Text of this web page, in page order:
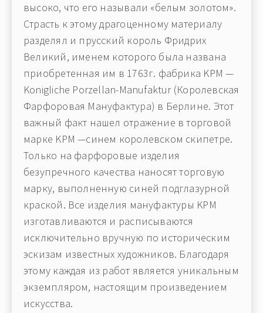
высоко, что его называли «белым золотом».
Страсть к этому драгоценному материалу
разделял и прусский король Фридрих
Великий, именем которого была названа
приобретенная им в 1763г. фабрика KPM —
Konigliche Porzellan-Manufaktur (Королевская
Фарфоровая Мануфактура) в Берлине. Этот
важный факт нашел отражение в торговой
марке KPM —синем королевском скипетре.
Только на фарфоровые изделия
безупречного качества наносят торговую
марку, выполненную синей подглазурной
краской. Все изделия мануфактуры KPM
изготавливаются и расписываются
исключительно вручную по историческим
эскизам известных художников. Благодаря
этому каждая из работ является уникальным
экземпляром, настоящим произведением
искусства.